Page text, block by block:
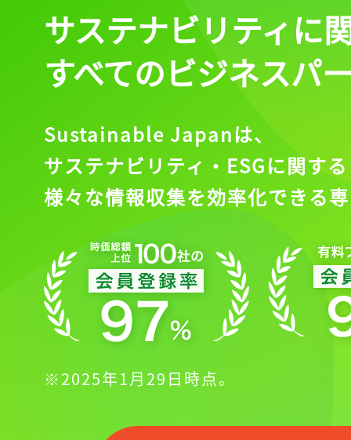
サステナビリティに
すべてのビジネスパ
Sustainable Japanは、
サステナビリティ・ESGに関する
様々な情報収集を効率化できる
※2025年1月29日時点。